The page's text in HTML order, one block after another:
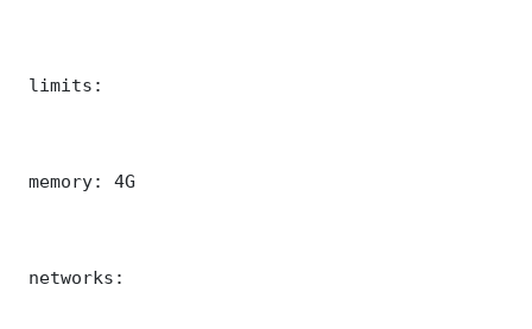
limits:
memory: 4G
networks: